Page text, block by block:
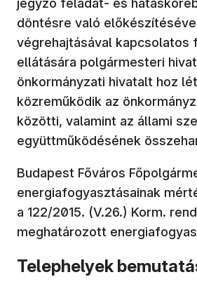
jegyző feladat- és
döntésre való
végrehajtásával kapcsolatos
ellátására polgármesteri
önkormányzati hivatalt hoz
közreműködik az
közötti, valamint az állami
együttműködésének
Budapest Főváros
energiafogyasztásainak
a 122/2015. (V.26.) Korm.
meghatározott
Telephelyek